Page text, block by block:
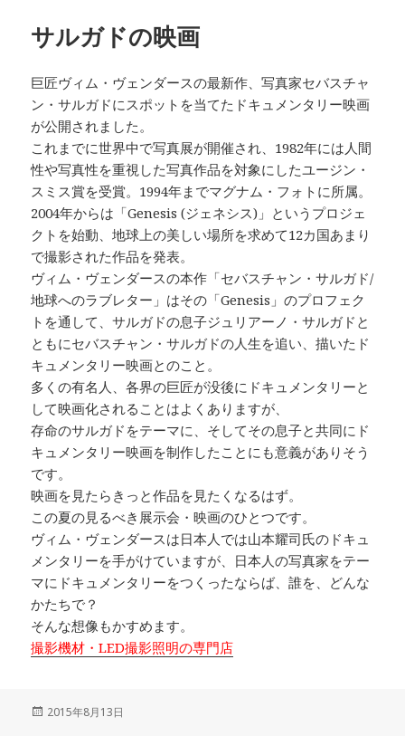
サルガドの映画
巨匠ヴィム・ヴェンダースの最新作、写真家セバスチャ
ン・サルガドにスポットを当てたドキュメンタリー映画
が公開されました。
これまでに世界中で写真展が開催され、1982年には人間
性や写真性を重視した写真作品を対象にしたユージン・
スミス賞を受賞。1994年までマグナム・フォトに所属。
2004年からは「Genesis (ジェネシス)」というプロジェ
クトを始動、地球上の美しい場所を求めて12カ国あまり
で撮影された作品を発表。
ヴィム・ヴェンダースの本作「セバスチャン・サルガド/
地球へのラブレター」はその「Genesis」のプロフェク
トを通して、サルガドの息子ジュリアーノ・サルガドと
ともにセバスチャン・サルガドの人生を追い、描いたド
キュメンタリー映画とのこと。
多くの有名人、各界の巨匠が没後にドキュメンタリーと
して映画化されることはよくありますが、
存命のサルガドをテーマに、そしてその息子と共同にド
キュメンタリー映画を制作したことにも意義がありそう
です。
映画を見たらきっと作品を見たくなるはず。
この夏の見るべき展示会・映画のひとつです。
ヴィム・ヴェンダースは日本人では山本耀司氏のドキュ
メンタリーを手がけていますが、日本人の写真家をテー
マにドキュメンタリーをつくったならば、誰を、どんな
かたちで？
そんな想像もかすめます。
撮影機材・LED撮影照明の専門店
投
2015年8月13日